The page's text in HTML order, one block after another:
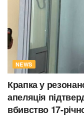
NEWS
Крапка у
апеляція
вбивство 17-